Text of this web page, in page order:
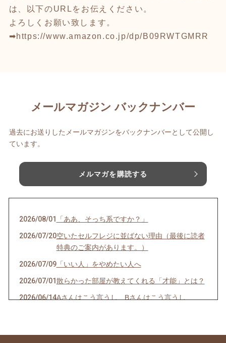
は、以下のURLをお伝えください。
よろしくお願い致します。
➡https://www.amazon.co.jp/dp/B09RWTGMRR
メールマガジン バックナンバー
過去にお送りしたメールマガジンをバックナンバーとして公開し
ています。
メルマガを購読する
2026/08/01 「ああ、そっち系ですか？」
2026/07/20空いたセルフレジに並ばない理由（最後に読者
特典のご案内があります。）
2026/07/09「いい人」をやめたい人へ
2026/07/01散らかった部屋が教えてくれる「才能」とは？
2026/06/14Aさんはこう言うし、Bさんはこう言うし…